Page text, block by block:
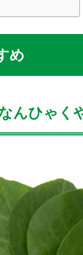
め
んひゃく